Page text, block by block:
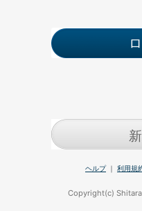
ヘルプ｜ 利用規
Copyright(c)